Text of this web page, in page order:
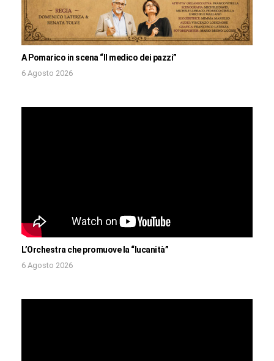
A Pomarico in scena “Il medico dei pazzi”
6 Agosto 2026
L’Orchestra che promuove la “lucanità”
6 Agosto 2026